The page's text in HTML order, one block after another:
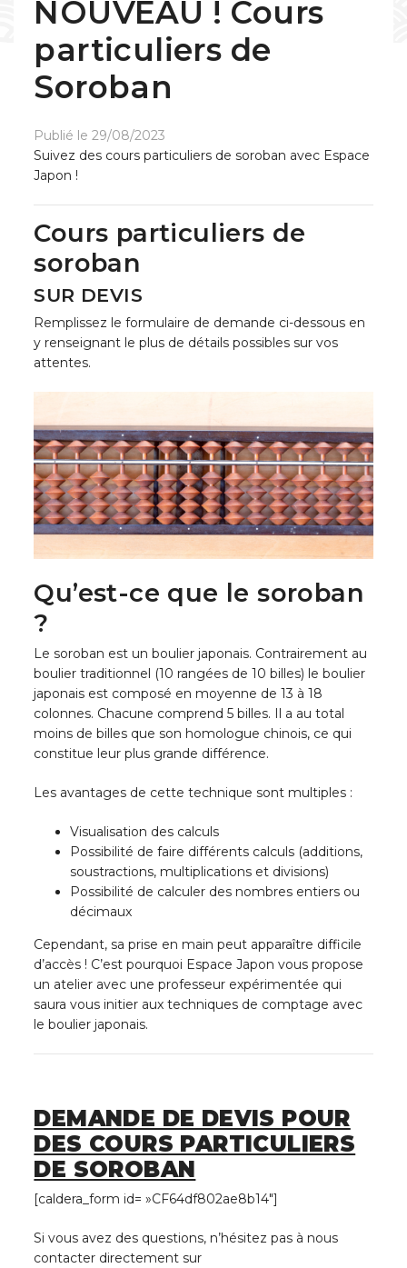
NOUVEAU ! Cours
particuliers de
Soroban
Publié le 29/08/2023
Suivez des cours particuliers de soroban avec Espace
Japon !
Cours particuliers de
soroban
SUR DEVIS
Remplissez le formulaire de demande ci-dessous en
y renseignant le plus de détails possibles sur vos
attentes.
Qu’est-ce que le soroban
?
Le soroban est un boulier japonais. Contrairement au
boulier traditionnel (10 rangées de 10 billes) le boulier
japonais est composé en moyenne de 13 à 18
colonnes. Chacune comprend 5 billes. Il a au total
moins de billes que son homologue chinois, ce qui
constitue leur plus grande différence.
Les avantages de cette technique sont multiples :
Visualisation des calculs
Possibilité de faire différents calculs (additions,
soustractions, multiplications et divisions)
Possibilité de calculer des nombres entiers ou
décimaux
Cependant, sa prise en main peut apparaître difficile
d’accès ! C’est pourquoi Espace Japon vous propose
un atelier avec une professeur expérimentée qui
saura vous initier aux techniques de comptage avec
le boulier japonais.
DEMANDE DE DEVIS POUR
DES COURS PARTICULIERS
DE SOROBAN
[caldera_form id= »CF64df802ae8b14″]
Si vous avez des questions, n’hésitez pas à nous
contacter directement sur